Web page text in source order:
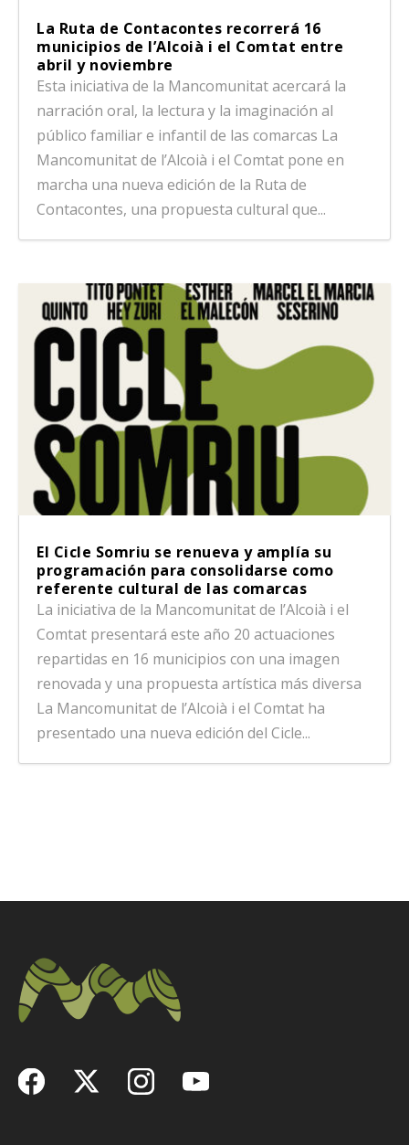
La Ruta de Contacontes recorrerá 16
municipios de l’Alcoià i el Comtat entre
abril y noviembre
Esta iniciativa de la Mancomunitat acercará la
narración oral, la lectura y la imaginación al
público familiar e infantil de las comarcas La
Mancomunitat de l’Alcoià i el Comtat pone en
marcha una nueva edición de la Ruta de
Contacontes, una propuesta cultural que...
El Cicle Somriu se renueva y amplía su
programación para consolidarse como
referente cultural de las comarcas
La iniciativa de la Mancomunitat de l’Alcoià i el
Comtat presentará este año 20 actuaciones
repartidas en 16 municipios con una imagen
renovada y una propuesta artística más diversa
La Mancomunitat de l’Alcoià i el Comtat ha
presentado una nueva edición del Cicle...